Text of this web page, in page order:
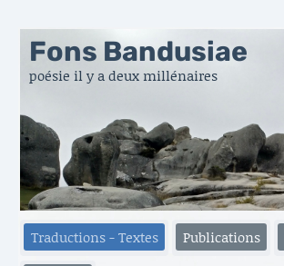
Fons Bandusiae
poésie il y a deux millénaires
Traductions - Textes Publications